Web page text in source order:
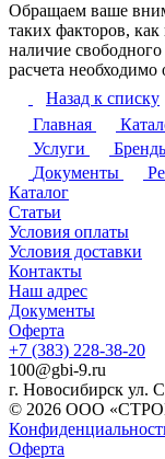
Обращаем ваше
таких факторов,
наличие
расчета необходимо
Назад к списку
Главная
Услуги
Документы
Каталог
Статьи
Условия оплаты
Условия доставки
Контакты
Наш адрес
Документы
Оферта
+7 (383) 228-38-20
100@gbi-9.ru
г. Новосибирск ул.
© 2026 ООО
Оферта